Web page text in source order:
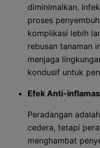
diminimalkan.
proses
komplikasi lebih
rebusan tanaman
menjaga
kondusif untuk
Efek Anti-
Peradangan
cedera, tetapi
menghambat